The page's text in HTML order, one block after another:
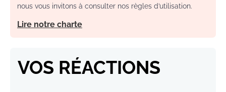
nous vous invitons à consulter nos règles d’utilisation.
Lire notre charte
VOS RÉACTIONS